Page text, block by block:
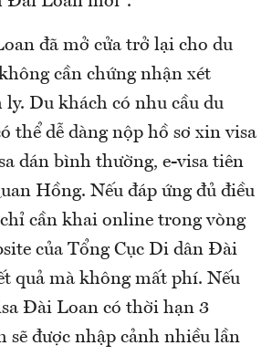
đã mở cửa trở lại cho du
cần chứng nhận xét
ly. Du khách có nhu cầu du
thể dễ dàng nộp hồ sơ xin visa
dán bình thường, e-visa tiên
Hồng. Nếu đáp ứng đủ điều
cần khai online trong vòng
của Tổng Cục Di dân Đài
quả mà không mất phí. Nếu
Đài Loan có thời hạn 3
sẽ được nhập cảnh nhiều lần